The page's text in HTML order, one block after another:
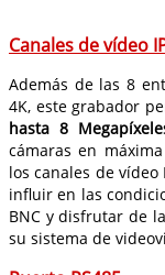
Canales de vídeo
Además de las 8
4K, este grabador
hasta 8
cámaras en
los canales de
influir en las
BNC y disfrutar de
su sistema de